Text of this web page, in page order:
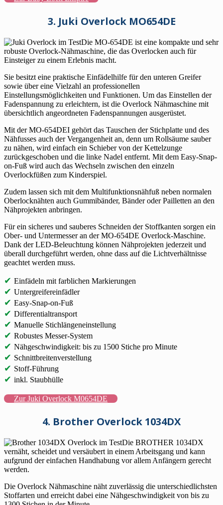
3. Juki Overlock MO654DE
Die MO-654DE ist eine kompakte und sehr
robuste Overlock-Nähmaschine, die das Overlocken auch für
Einsteiger zu einem Erlebnis macht.
Sie besitzt eine praktische Einfädelhilfe für den unteren Greifer
sowie über eine Vielzahl an professionellen
Einstellungsmöglichkeiten und Funktionen. Um das Einstellen der
Fadenspannung zu erleichtern, ist die Overlock Nähmaschine mit
übersichtlich angeordneten Fadenspannungen ausgerüstet.
Mit der MO-654DEI gehört das Tauschen der Stichplatte und des
Nähfusses auch der Vergangenheit an, denn um Rollsäume sauber
zu nähen, wird einfach ein Schieber von der Kettelzunge
zurückgeschoben und die linke Nadel entfernt. Mit dem Easy-Snap-
on-Fuß wird auch das Wechseln zwischen den einzeln
Overlockfüßen zum Kinderspiel.
Zudem lassen sich mit dem Multifunktionsnähfuß neben normalen
Oberlocknähten auch Gummibänder, Bänder oder Pailletten an den
Nähprojekten anbringen.
Für ein sicheres und sauberes Schneiden der Stoffkanten sorgen ein
Ober- und Untermesser an der MO-654DE Overlock-Maschine.
Dank der LED-Beleuchtung können Nähprojekten jederzeit und
überall durchgeführt werden, ohne dass auf die Lichtverhältnisse
geachtet werden muss.
✔ Einfädeln mit farblichen Markierungen
✔ Untergreifereinfädler
✔ Easy-Snap-on-Fuß
✔ Differentialtransport
✔ Manuelle Stichlängeneinstellung
✔ Robustes Messer-System
✔ Nähgeschwindigkeit: bis zu 1500 Stiche pro Minute
✔ Schnittbreitenverstellung
✔ Stoff-Führung
✔ inkl. Staubhülle
Zur Juki Overlock M0654DE
4. Brother Overlock 1034DX
Die BROTHER 1034DX
vernäht, scheidet und versäubert in einem Arbeitsgang und kann
aufgrund der einfachen Handhabung vor allem Anfängern gerecht
werden.
Die Overlock Nähmaschine näht zuverlässig die unterschiedlichsten
Stoffarten und erreicht dabei eine Nähgeschwindigkeit von bis zu